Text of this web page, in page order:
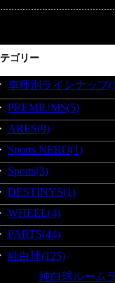
車種別ラインナップ
PREMIUMS(5)
ARES(9)
Sports NERO(1)
Sports(3)
DESTINYS(1)
WHEEL(4)
PARTS(44)
純白球(125)
純白球ルーム